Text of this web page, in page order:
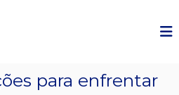
para enfrentar